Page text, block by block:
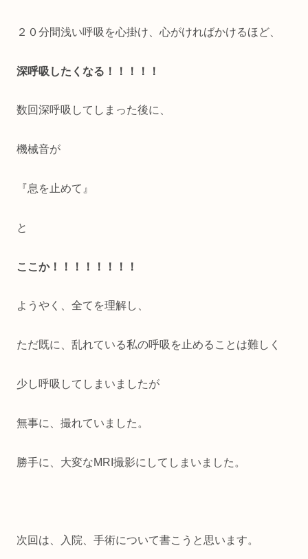
２０分間浅い呼吸を心掛け、心がければかけるほど、
深呼吸したくなる！！！！！
数回深呼吸してしまった後に、
機械音が
『息を止めて』
と
ここか！！！！！！！！
ようやく、全てを理解し、
ただ既に、乱れている私の呼吸を止めることは難しく
少し呼吸してしまいましたが
無事に、撮れていました。
勝手に、大変なMRI撮影にしてしまいました。
次回は、入院、手術について書こうと思います。